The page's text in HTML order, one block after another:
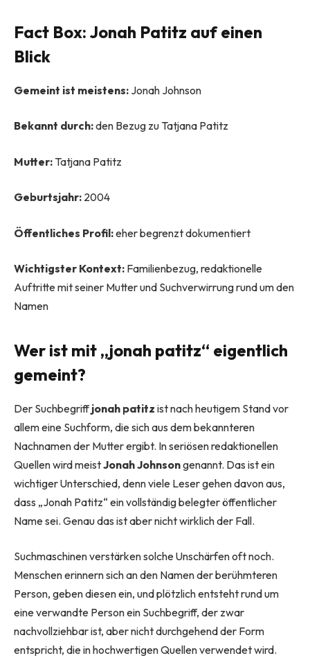
Fact Box: Jonah Patitz auf einen
Blick
Gemeint ist meistens: Jonah Johnson
Bekannt durch:den Bezug zu Tatjana Patitz
Mutter: Tatjana Patitz
Geburtsjahr: 2004
Öffentliches Profil:eher begrenzt dokumentiert
Wichtigster Kontext: Familienbezug, redaktionelle
Auftritte mit seiner Mutter und Suchverwirrung rund um den
Namen
Wer ist mit „jonah patitz“ eigentlich
gemeint?
Der Suchbegriffjonah patitz ist nach heutigem Stand vor
allem eine Suchform, die sich aus dem bekannteren
Nachnamen der Mutter ergibt. In seriösen redaktionellen
Quellen wird meistJonah Johnsongenannt. Das ist ein
wichtiger Unterschied, denn viele Leser gehen davon aus,
dass „Jonah Patitz“ ein vollständig belegter öffentlicher
Name sei. Genau das ist aber nicht wirklich der Fall.
Suchmaschinen verstärken solche Unschärfen oft noch.
Menschen erinnern sich an den Namen der berühmteren
Person, geben diesen ein, und plötzlich entsteht rund um
eine verwandte Person ein Suchbegriff, der zwar
nachvollziehbar ist, aber nicht durchgehend der Form
entspricht, die in hochwertigen Quellen verwendet wird.